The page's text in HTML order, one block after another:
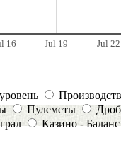
16 Jul 19 Jul 22
Пулеметы
Казино - Баланс